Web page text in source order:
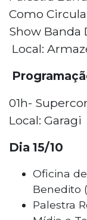
Como
Show Banda
Local:
01h-
Local: Garagi
Dia 15/10
Oficina
Benedito
Palestra